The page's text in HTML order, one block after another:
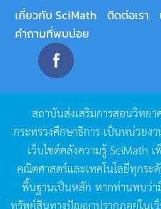
เกี่ยวกับ SciMath ติดต่อเรา
คำถามที่พบบ่อย
สถาบันส่งเสริมการสอนวิทยา
กระทรวงศึกษาธิการ เป็นหน่วยงา
เว็บไซต์คลังความรู้SciMath
คณิตศาสตร์และเทคโนโลยีทุกระ
พื้นฐานเป็นหลัก หากท่านพบว่า
ทรัพย์สินทางปัญญาปรากฏอยู่ในเ